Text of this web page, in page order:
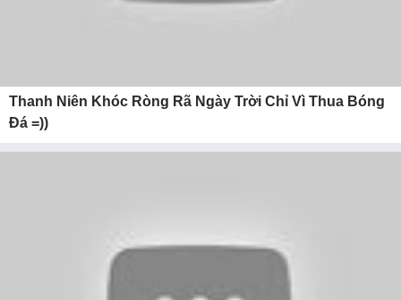
Thanh Niên Khóc Ròng Rã Ngày Trời Chỉ Vì Thua Bóng
Đá =))